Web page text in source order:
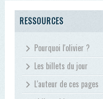
RESSOURCES
Pourquoi l'olivier ?
Les billets du jour
L'auteur de ces pages